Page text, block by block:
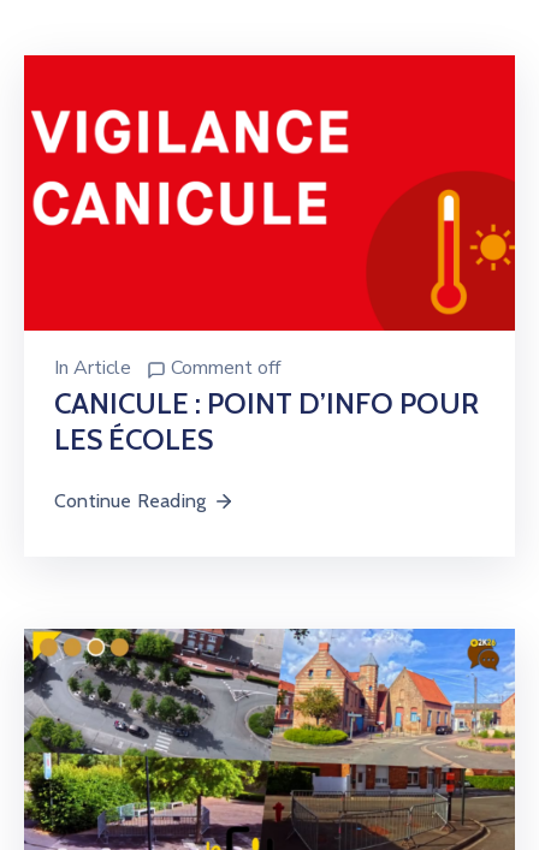
In Article Comment off
CANICULE : POINT D’INFO POUR
LES ÉCOLES
Continue Reading